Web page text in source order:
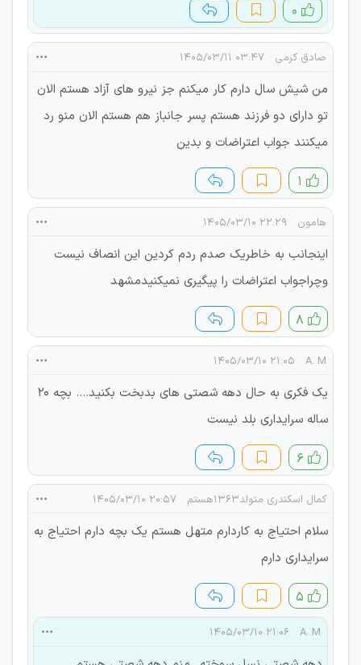
۰
صادق کرمی ۰۳:۴۷ ۱۴۰۵/۰۳/۱۱
من شیش سال دارم کار میکنم جز نیرو های آزاد هستم الان
تو دارای دو فرزند هستم پسر جانباز هم هستم الان منو رد
میکنند جواب اعتراضات و بدین
۱
هامون ۲۲:۲۹ ۱۴۰۵/۰۳/۱۰
اينجانب به خاطریک صدم ردم کردین این انصاف نیست
وچراجواب اعتراضات را پیگیری نمیکنیدمشهد
۸
A. M ۲۱:۰۵ ۱۴۰۵/۰۳/۱۰
یک فکری به حال دهه شصتی های بدبخت بکنید.... بچه 20
ساله سرایداری بلد نیست
۶
کمال اسکندری متولد1363هستم ۲۰:۵۷ ۱۴۰۵/۰۳/۱۰
سلام احتیاج به کاردارم متهل هستم یک بچه دارم احتیاج به
سرایداری دارم
۵
A. M ۲۱:۰۶ ۱۴۰۵/۰۳/۱۰